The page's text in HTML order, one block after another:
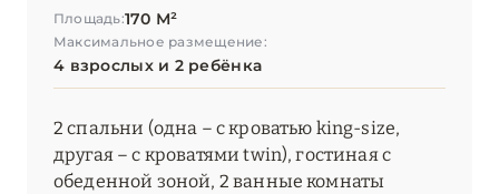
Площадь:170 М²
Максимальное размещение:
4 взрослых и 2 ребёнка
2 спальни (одна – с кроватью king-size,
другая – с кроватями twin), гостиная с
обеденной зоной, 2 ванные комнаты